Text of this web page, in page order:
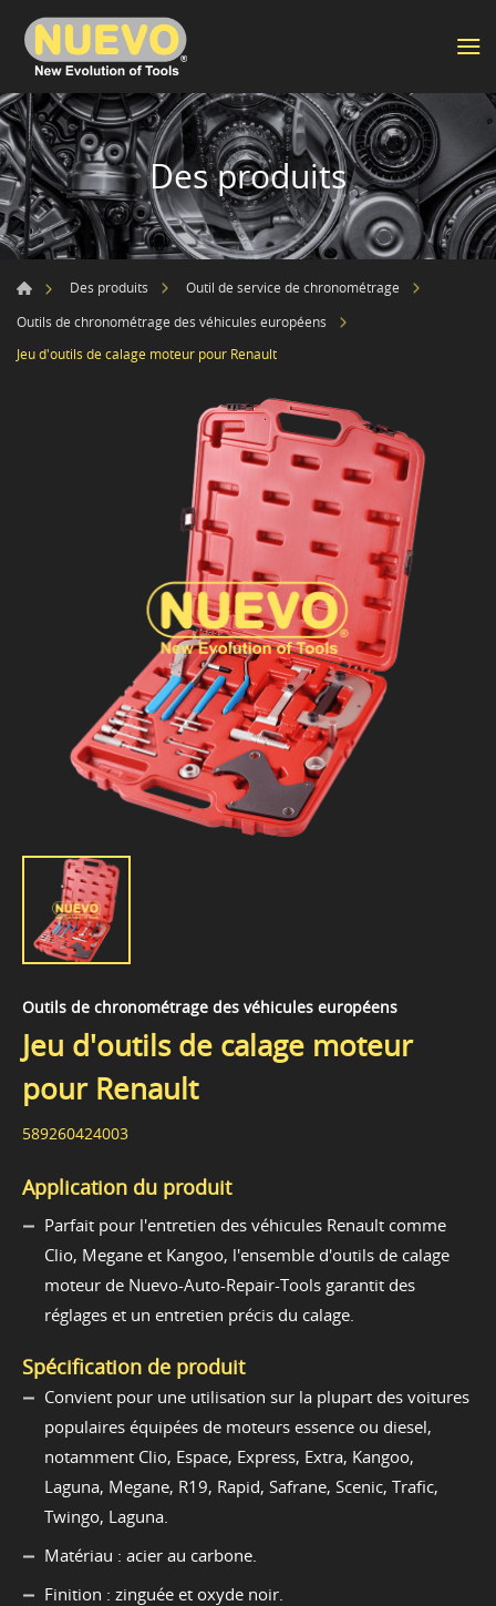
Des produits
Des produits
Outil de service de chronométrage
Outils de chronométrage des véhicules européens
Jeu d'outils de calage moteur pour Renault
Outils de chronométrage des véhicules européens
Jeu d'outils de calage moteur
pour Renault
589260424003
Application du produit
Parfait pour l'entretien des véhicules Renault comme
Clio, Megane et Kangoo, l'ensemble d'outils de calage
moteur de Nuevo-Auto-Repair-Tools garantit des
réglages et un entretien précis du calage.
Spécification de produit
Convient pour une utilisation sur la plupart des voitures
populaires équipées de moteurs essence ou diesel,
notamment Clio, Espace, Express, Extra, Kangoo,
Laguna, Megane, R19, Rapid, Safrane, Scenic, Trafic,
Twingo, Laguna.
Matériau : acier au carbone.
Finition : zinguée et oxyde noir.